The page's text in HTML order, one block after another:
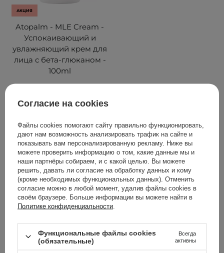
АКЦИЯ
Atopalm - MLE Cream -
Успокаивающий и
увлажняющий крем для
лица с бета-глюканом -
100ml
1 349,00 ГРН
ДОБАВИТЬ В КОРЗИНУ
ФИЛЬТРОВАНИЕ СОРТИРОВКА
Рекомендовано для вас
Согласие на cookies
Файлы cookies помогают сайту правильно функционировать,
дают нам возможность анализировать трафик на сайте и
показывать вам персонализированную рекламу. Ниже вы
можете проверить информацию о том, какие данные мы и
наши партнёры собираем, и с какой целью. Вы можете
решить, давать ли согласие на обработку данных и кому
(кроме необходимых функциональных данных). Отменить
согласие можно в любой момент, удалив файлы cookies в
своём браузере. Больше информации вы можете найти в
Политике конфиденциальности
Функциональные файлы cookies
(обязательные)
Всегда
активны